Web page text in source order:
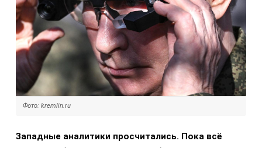
Фото: kremlin.ru
Западные аналитики просчитались. Пока всё